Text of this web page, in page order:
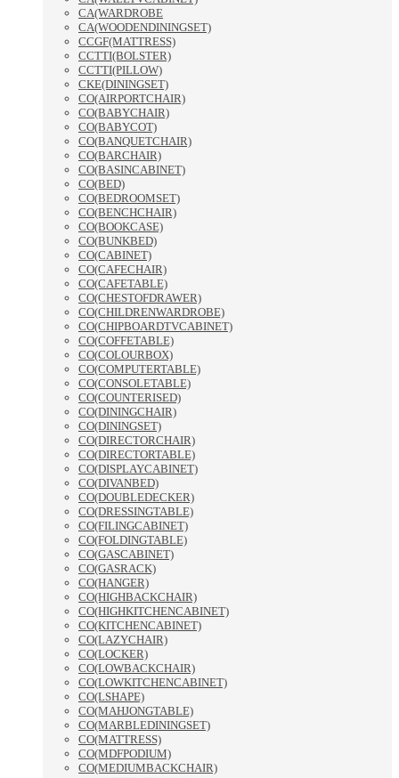
CA(WARDROBE
CA(WOODENDININGSET)
CCGF(MATTRESS)
CCTTI(BOLSTER)
CCTTI(PILLOW)
CKE(DININGSET)
CO(AIRPORTCHAIR)
CO(BABYCHAIR)
CO(BABYCOT)
CO(BANQUETCHAIR)
CO(BARCHAIR)
CO(BASINCABINET)
CO(BED)
CO(BEDROOMSET)
CO(BENCHCHAIR)
CO(BOOKCASE)
CO(BUNKBED)
CO(CABINET)
CO(CAFECHAIR)
CO(CAFETABLE)
CO(CHESTOFDRAWER)
CO(CHILDRENWARDROBE)
CO(CHIPBOARDTVCABINET)
CO(COFFETABLE)
CO(COLOURBOX)
CO(COMPUTERTABLE)
CO(CONSOLETABLE)
CO(COUNTERISED)
CO(DININGCHAIR)
CO(DININGSET)
CO(DIRECTORCHAIR)
CO(DIRECTORTABLE)
CO(DISPLAYCABINET)
CO(DIVANBED)
CO(DOUBLEDECKER)
CO(DRESSINGTABLE)
CO(FILINGCABINET)
CO(FOLDINGTABLE)
CO(GASCABINET)
CO(GASRACK)
CO(HANGER)
CO(HIGHBACKCHAIR)
CO(HIGHKITCHENCABINET)
CO(KITCHENCABINET)
CO(LAZYCHAIR)
CO(LOCKER)
CO(LOWBACKCHAIR)
CO(LOWKITCHENCABINET)
CO(LSHAPE)
CO(MAHJONGTABLE)
CO(MARBLEDININGSET)
CO(MATTRESS)
CO(MDFPODIUM)
CO(MEDIUMBACKCHAIR)